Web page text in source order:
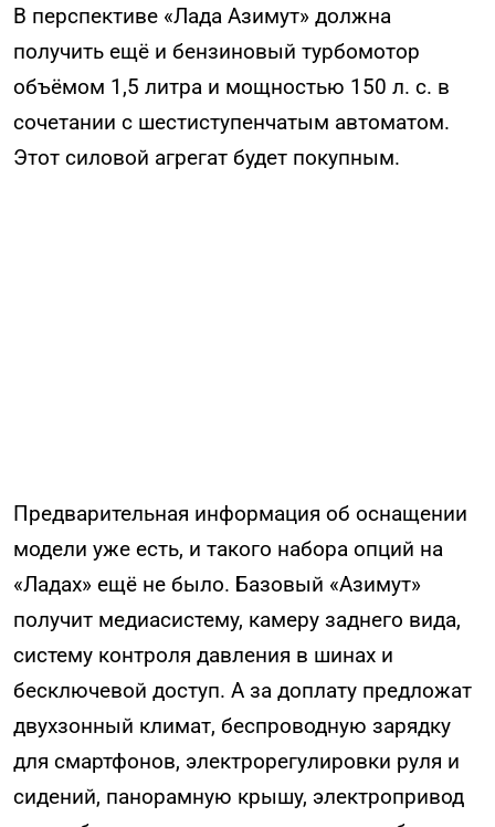
В перспективе «Лада Азимут» должна
получить ещё и бензиновый турбомотор
объёмом 1,5 литра и мощностью 150 л. с. в
сочетании с шестиступенчатым автоматом.
Этот силовой агрегат будет покупным.
Предварительная информация об оснащении
модели уже есть, и такого набора опций на
«Ладах» ещё не было. Базовый «Азимут»
получит медиасистему, камеру заднего вида,
систему контроля давления в шинах и
бесключевой доступ. А за доплату предложат
двухзонный климат, беспроводную зарядку
для смартфонов, электрорегулировки руля и
сидений, панорамную крышу, электропривод